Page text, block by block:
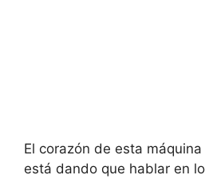
El corazón de esta
está dando que hablar en